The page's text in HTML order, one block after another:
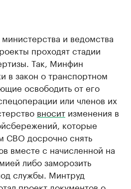
и ведомства
проходят стадии
Так, Минфин
в закон о транспортном
освободить от его
или членов их
вносит изменения в
которые
СВО досрочно снять
вместе с начисленной на
либо заморозить
службы. Минтруд